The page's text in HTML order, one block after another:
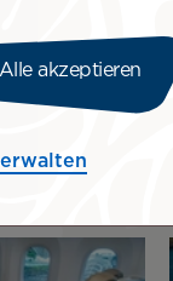
Alle akzeptieren